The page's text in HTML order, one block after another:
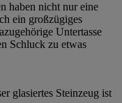
haben nicht nur eine
ein großzügiges
Untertasse
Schluck zu etwas
glasiertes Steinzeug ist